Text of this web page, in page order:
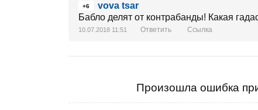
+6
vova tsar
Бабло делят от контрабанды! Какая
10.07.2018 11:51 Ответить Ссылка
Произошла ошибка